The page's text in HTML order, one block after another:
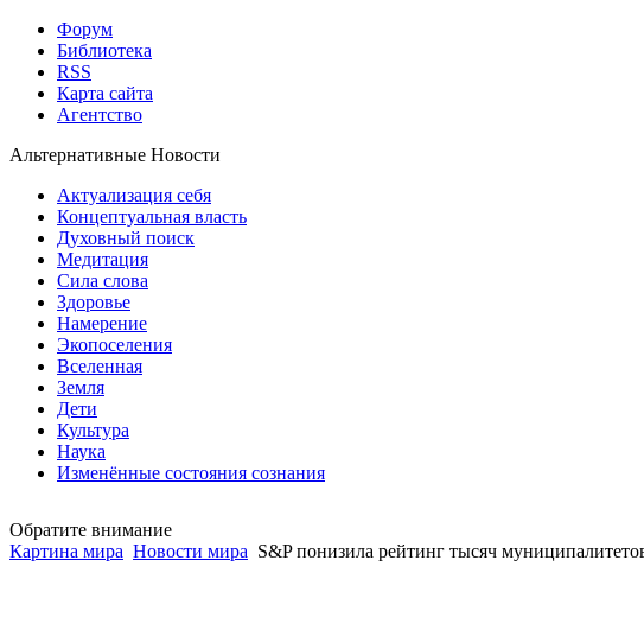
Форум
Библиотека
RSS
Карта сайта
Агентство
Альтернативные Новости
Актуализация себя
Концептуальная власть
Духовный поиск
Медитация
Сила слова
Здоровье
Намерение
Экопоселения
Вселенная
Земля
Дети
Культура
Наука
Изменённые состояния сознания
Обратите внимание
Картина мира Новости мира S&P понизила рейтинг тысяч